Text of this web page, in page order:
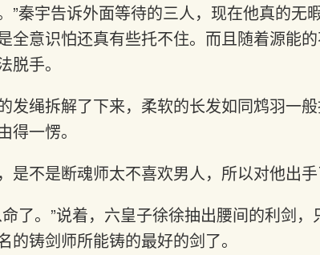
”秦宇告诉外面等待的三人，现在他真的无
全意识怕还真有些托不住。而且随着源能
手。
发绳拆解了下来，柔软的长发如同鸩羽一般
一愣。
是不是断魂师太不喜欢男人，所以对他出手
了。”说着，六皇子徐徐抽出腰间的利剑，
铸剑师所能铸的最好的剑了。